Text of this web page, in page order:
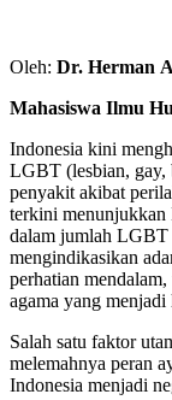
Oleh: Dr. Herman
Mahasiswa Ilmu
Indonesia kini
LGBT (lesbian, gay,
penyakit akibat
terkini menunjukkan
dalam jumlah
mengindikasikan
perhatian
agama yang
Salah satu faktor
melemahnya peran
Indonesia menjadi